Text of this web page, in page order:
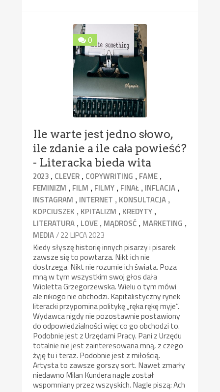
0
Ile warte jest jedno słowo,
ile zdanie a ile cała powieść?
- Literacka bieda wita
2023 , CLEVER , COPYWRITING , FAME ,
FEMINIZM , FILM , FILMY , FINAŁ , INFLACJA ,
INSTAGRAM , INTERNET , KONSULTACJA ,
KOPCIUSZEK , KPITALIZM , KREDYTY ,
LITERATURA , LOVE , MĄDROSĆ , MARKETING ,
MEDIA/ 22 LIPCA 2023
Kiedy słyszę historię innych pisarzy i pisarek
zawsze się to powtarza. Nikt ich nie
dostrzega. Nikt nie rozumie ich świata. Poza
mną w tym wszystkim swoj głos dała
Wioletta Grzegorzewska. Wielu o tym mówi
ale nikogo nie obchodzi. Kapitalistyczny rynek
literacki przypomina politykę „ręka rękę myje”.
Wydawca nigdy nie pozostawnie postawiony
do odpowiedzialności więc co go obchodzi to.
Podobnie jest z Urzędami Pracy. Pani z Urzędu
totalnie nie jest zainteresowana mną, z czego
żyję tu i teraz. Podobnie jest z miłością.
Artysta to zawsze gorszy sort. Nawet zmarły
niedawno Milan Kundera nagle został
wspomniany przez wszyskich. Nagle piszą: Ach